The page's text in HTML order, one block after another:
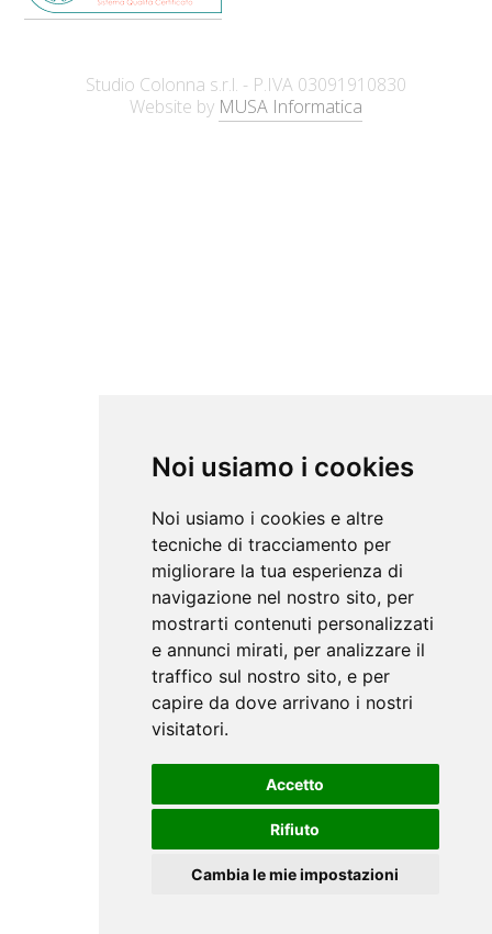
Noi usiamo i cookies
Noi usiamo i cookies e altre
tecniche di tracciamento per
migliorare la tua esperienza di
navigazione nel nostro sito, per
mostrarti contenuti personalizzati
e annunci mirati, per analizzare il
traffico sul nostro sito, e per
capire da dove arrivano i nostri
visitatori.
Accetto
Rifiuto
Cambia le mie impostazioni
Studio Colonna s.r.l. - P.IVA 03091910830
Website by MUSA Informatica